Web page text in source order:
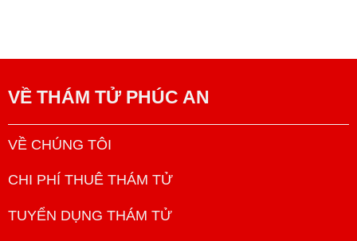
VỀ THÁM TỬ PHÚC AN
VỀ CHÚNG TÔI
CHI PHÍ THUÊ THÁM TỬ
TUYỂN DỤNG THÁM TỬ